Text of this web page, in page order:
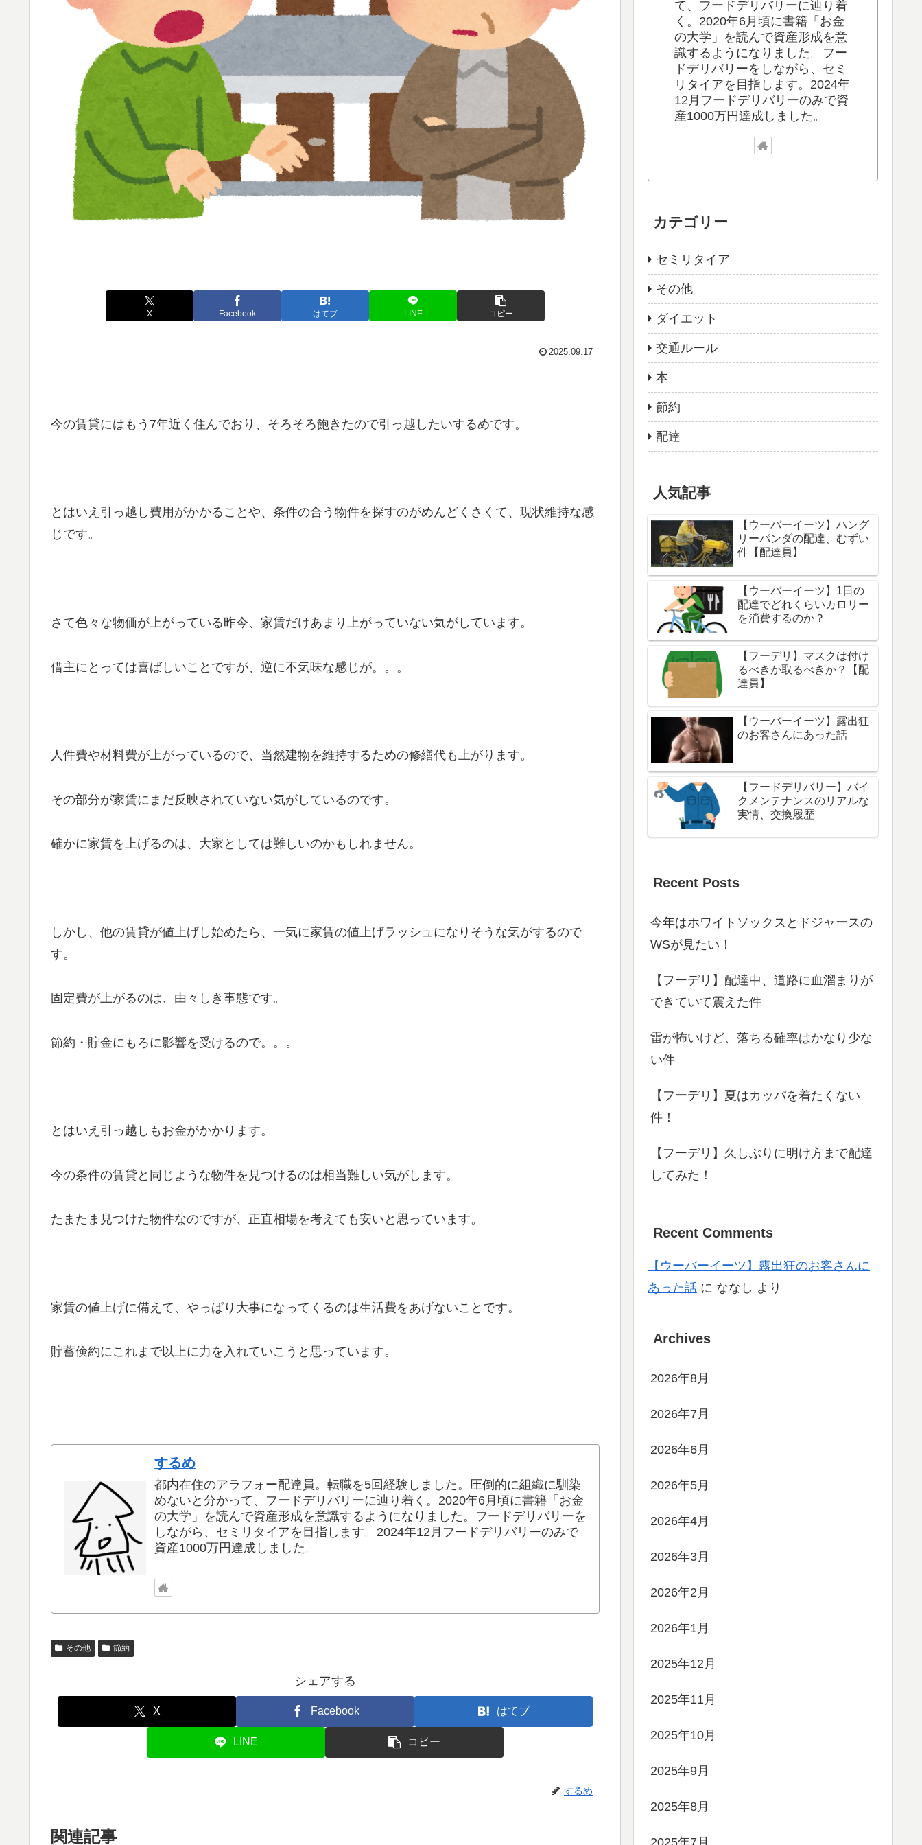
X Facebook はてブ LINE コピー
2025.09.17
今の賃貸にはもう7年近く住んでおり、そろそろ飽きたので引っ越したいするめです。
とはいえ引っ越し費用がかかることや、条件の合う物件を探すのがめんどくさくて、現状維持な感
じです。
さて色々な物価が上がっている昨今、家賃だけあまり上がっていない気がしています。
借主にとっては喜ばしいことですが、逆に不気味な感じが。。。
人件費や材料費が上がっているので、当然建物を維持するための修繕代も上がります。
その部分が家賃にまだ反映されていない気がしているのです。
確かに家賃を上げるのは、大家としては難しいのかもしれません。
しかし、他の賃貸が値上げし始めたら、一気に家賃の値上げラッシュになりそうな気がするので
す。
固定費が上がるのは、由々しき事態です。
節約・貯金にもろに影響を受けるので。。。
とはいえ引っ越しもお金がかかります。
今の条件の賃貸と同じような物件を見つけるのは相当難しい気がします。
たまたま見つけた物件なのですが、正直相場を考えても安いと思っています。
家賃の値上げに備えて、やっぱり大事になってくるのは生活費をあげないことです。
貯蓄倹約にこれまで以上に力を入れていこうと思っています。
するめ
都内在住のアラフォー配達員。転職を5回経験しました。圧倒的に組織に馴染
めないと分かって、フードデリバリーに辿り着く。2020年6月頃に書籍「お金
の大学」を読んで資産形成を意識するようになりました。フードデリバリーを
しながら、セミリタイアを目指します。2024年12月フードデリバリーのみで
資産1000万円達成しました。
その他 節約
シェアする
X Facebook はてブ
LINE コピー
するめ
関連記事
て、フードデリバリーに辿り着
く。2020年6月頃に書籍「お金
の大学」を読んで資産形成を意
識するようになりました。フー
ドデリバリーをしながら、セミ
リタイアを目指します。2024年
12月フードデリバリーのみで資
産1000万円達成しました。
カテゴリー
セミリタイア
その他
ダイエット
交通ルール
本
節約
配達
人気記事
【ウーバーイーツ】ハング
リーパンダの配達、むずい
件【配達員】
【ウーバーイーツ】1日の
配達でどれくらいカロリー
を消費するのか？
【フーデリ】マスクは付け
るべきか取るべきか？【配
達員】
【ウーバーイーツ】露出狂
のお客さんにあった話
【フードデリバリー】バイ
クメンテナンスのリアルな
実情、交換履歴
Recent Posts
今年はホワイトソックスとドジャースの
WSが見たい！
【フーデリ】配達中、道路に血溜まりが
できていて震えた件
雷が怖いけど、落ちる確率はかなり少な
い件
【フーデリ】夏はカッパを着たくない
件！
【フーデリ】久しぶりに明け方まで配達
してみた！
Recent Comments
【ウーバーイーツ】露出狂のお客さんに
あった話 に ななし より
Archives
2026年8月
2026年7月
2026年6月
2026年5月
2026年4月
2026年3月
2026年2月
2026年1月
2025年12月
2025年11月
2025年10月
2025年9月
2025年8月